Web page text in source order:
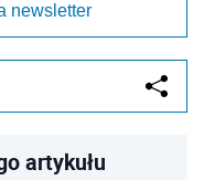
newsletter
artykułu